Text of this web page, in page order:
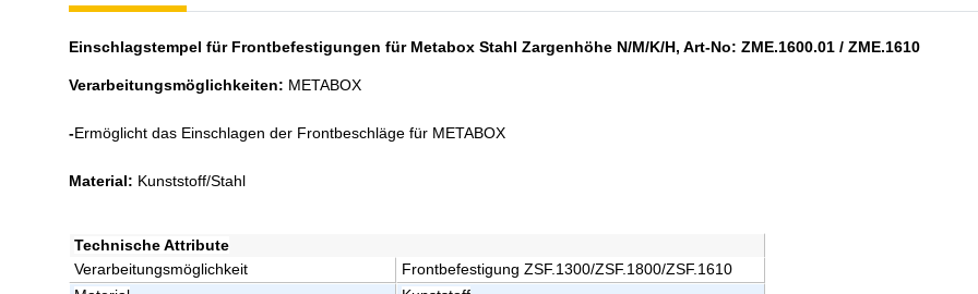
Einschlagstempel für Frontbefestigungen für Metabox Stahl Zargenhöhe N/M/K/H, Art-No: ZME.1600.01 / ZME.1610
Verarbeitungsmöglichkeiten: METABOX
-Ermöglicht das Einschlagen der Frontbeschläge für METABOX
Material: Kunststoff/Stahl
Technische Attribute
Verarbeitungsmöglichkeit
Frontbefestigung ZSF.1300/ZSF.1800/ZSF.1610